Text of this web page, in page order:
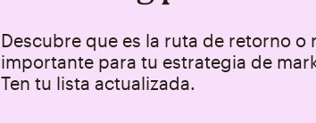
Descubre que es la ruta de retorno
importante para tu estrategia de
Ten tu lista actualizada.